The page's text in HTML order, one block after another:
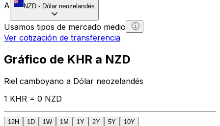
A
NZD - Dólar neozelandés
Usamos tipos de mercado medio
Ver cotización de transferencia
Gráfico de KHR a NZD
Riel camboyano a Dólar neozelandés
1 KHR = 0 NZD
12H 1D 1W 1M 1Y 2Y 5Y 10Y